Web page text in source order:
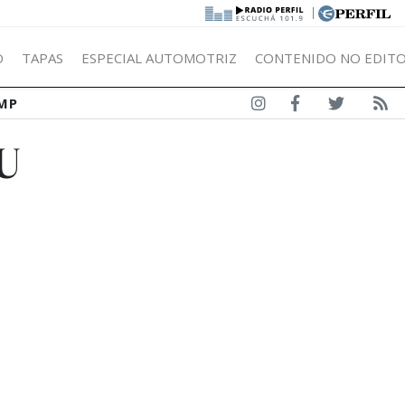
|
TAPAS ESPECIAL AUTOMOTRIZ CONTENIDO NO